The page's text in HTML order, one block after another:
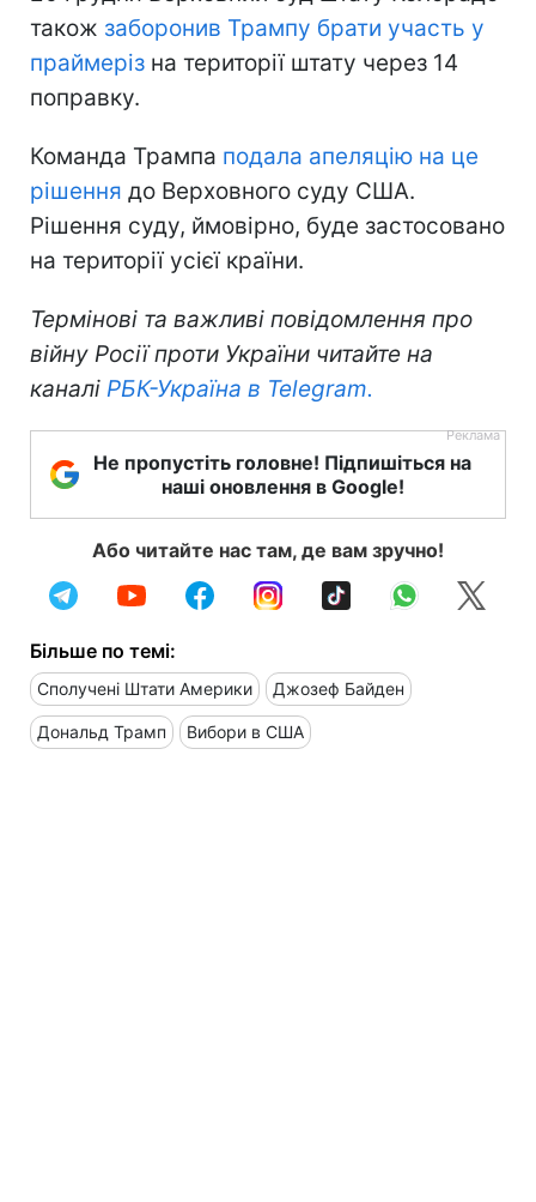
також заборонив Трампу брати участь у
праймеріз на території штату через 14
поправку.
Команда Трампа подала апеляцію на це
рішення до Верховного суду США.
Рішення суду, ймовірно, буде застосовано
на території усієї країни.
Термінові та важливі повідомлення про
війну Росії проти України читайте на
каналі РБК-Україна в Telegram.
Не пропустіть головне! Підпишіться на
наші оновлення в Google!
Або читайте нас там, де вам зручно!
Більше по темі:
Сполучені Штати Америки Джозеф Байден
Дональд Трамп Вибори в США